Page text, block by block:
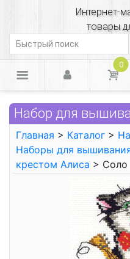
Интернет-
товары
0
Набор для
Главная > Каталог >
Наборы для
крестом Алиса > Соло